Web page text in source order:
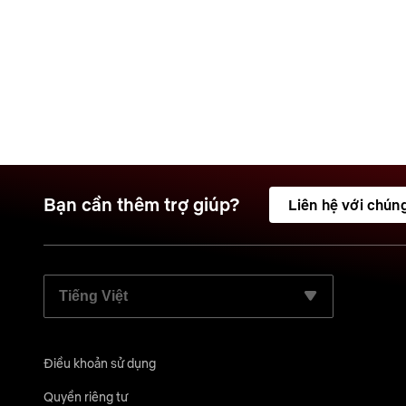
Bạn cần thêm trợ giúp? Liên hệ với
CHỌN NGÔN NGỮ ƯU TIÊN:
Điều khoản sử dụng
Quyền riêng tư